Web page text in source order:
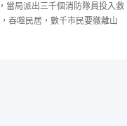
當局派出三千個消防隊員投入救
吞噬民居，數千市民要徹離山